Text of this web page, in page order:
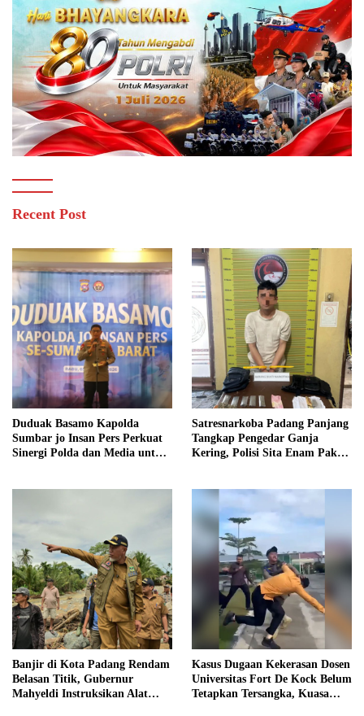
Recent Post
Duduak Basamo Kapolda
Sumbar jo Insan Pers Perkuat
Sinergi Polda dan Media untuk
Satresnarkoba Padang Panjang
Tangkap Pengedar Ganja
Kering, Polisi Sita Enam Paket
Banjir di Kota Padang Rendam
Belasan Titik, Gubernur
Mahyeldi Instruksikan Alat
Kasus Dugaan Kekerasan Dosen
Universitas Fort De Kock Belum
Tetapkan Tersangka, Kuasa